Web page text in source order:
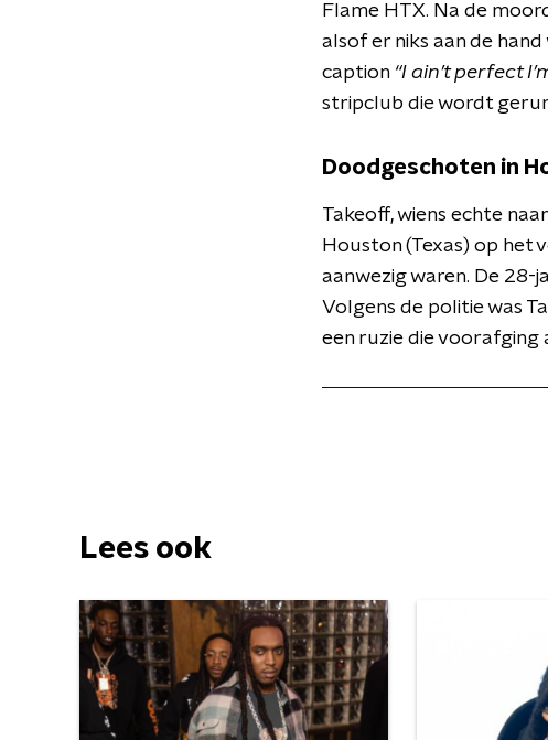
Flame HTX. Na de
alsof er niks aan de
caption “I ain’t perfect
stripclub die wordt
Doodgeschoten in
Takeoff, wiens echte
Houston (Texas) op het
aanwezig waren. De
Volgens de politie was
een ruzie die voorafging
Lees ook